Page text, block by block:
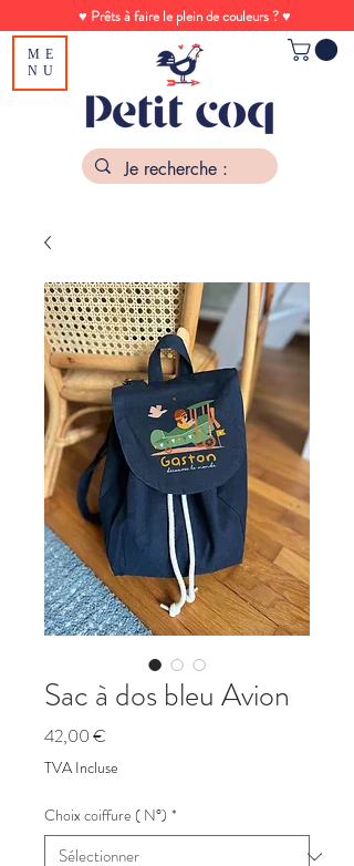
♥ Prêts à faire le plein de couleurs ? ♥
ME
NU
Sac à dos bleu Avion
42,00 €
TVA Incluse
Choix coiffure ( N°) *